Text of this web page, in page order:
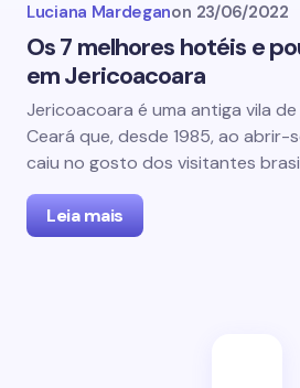
Luciana Mardeganon 23/06/2022
Os 7 melhores hotéis e
em Jericoacoara
Jericoacoara é uma antiga vila
Ceará que, desde 1985, ao abrir-
caiu no gosto dos visitantes
Leia mais